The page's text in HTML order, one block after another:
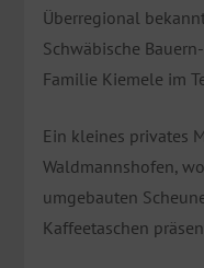
Überregional
Schwäbische
Familie Kiemele im
Ein kleines privates
Waldmannshofen,
umgebauten
Kaffeetaschen